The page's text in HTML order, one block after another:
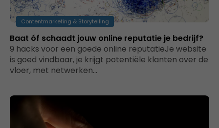
Contentmarketing & Storytelling
Baat óf schaadt jouw online reputatie je bedrijf?
9 hacks voor een goede online reputatieJe website
is goed vindbaar, je krijgt potentiële klanten over de
vloer, met netwerken…